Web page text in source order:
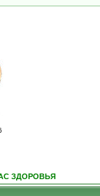
ЗДОРОВЬЯ